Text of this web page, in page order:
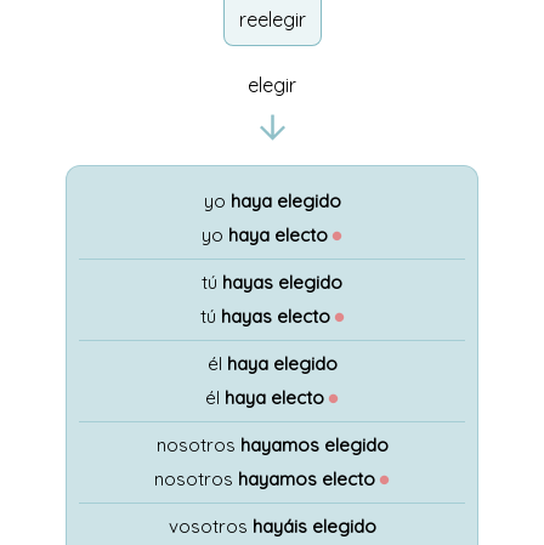
reelegir
elegir
yo haya elegido
yo haya electo ●
tú hayas elegido
tú hayas electo ●
él haya elegido
él haya electo ●
nosotros hayamos elegido
nosotros hayamos electo ●
vosotros hayáis elegido